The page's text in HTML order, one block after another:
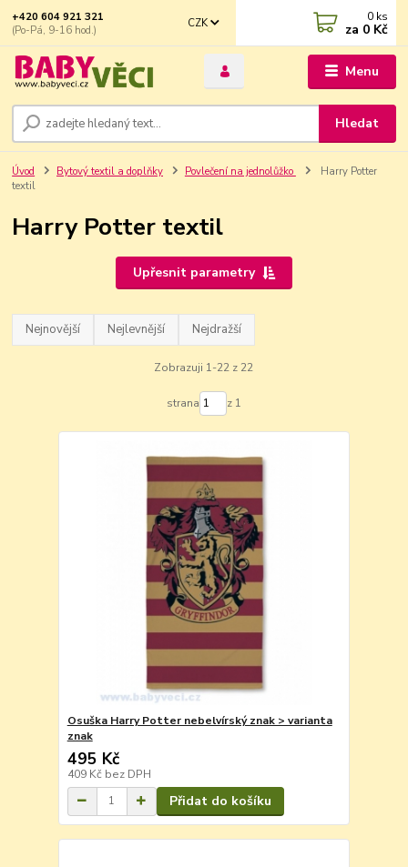
Menu
CZK
Hledat
+420 604 921 321
(Po-Pá, 9-16 hod.)
0 ks
za 0 Kč
Úvod Bytový textil a doplňky Povlečení na jednolůžko
Harry Potter
textil
Harry Potter textil
Upřesnit parametry
Nejnovější Nejlevnější Nejdražší
Zobrazuji 1-22 z 22
strana z 1
Osuška Harry Potter nebelvírský znak > varianta
znak
495 Kč
409 Kč bez DPH
Přidat do košíku